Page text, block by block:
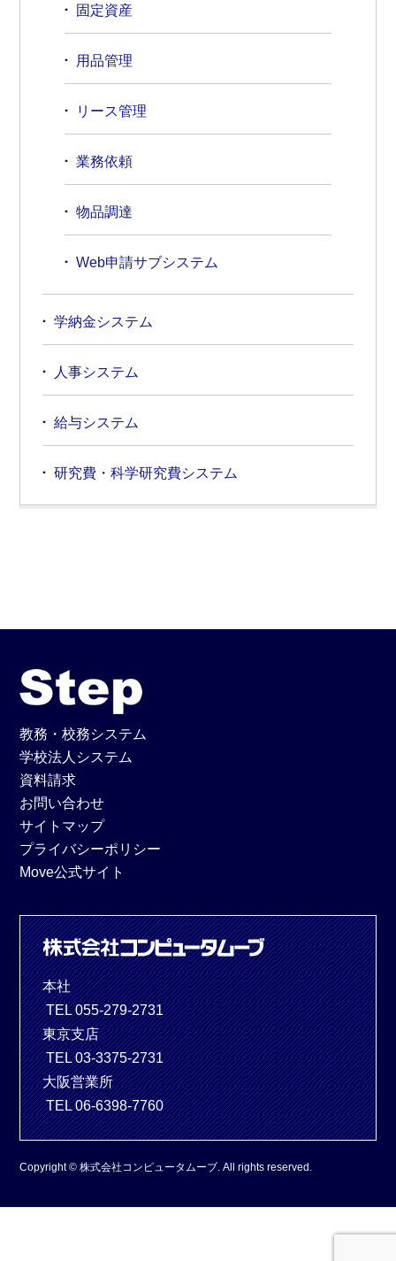
固定資産
用品管理
リース管理
業務依頼
物品調達
Web申請サブシステム
学納金システム
人事システム
給与システム
研究費・科学研究費システム
教務・校務システム
学校法人システム
資料請求
お問い合わせ
サイトマップ
プライバシーポリシー
Move公式サイト
Copyright © 株式会社コンピュータムーブ. All rights reserved.
本社
TEL 055-279-2731
東京支店
TEL 03-3375-2731
大阪営業所
TEL 06-6398-7760